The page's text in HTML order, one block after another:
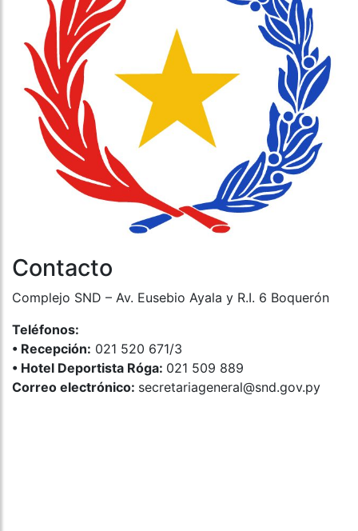
Contacto
Complejo SND – Av. Eusebio Ayala y R.I. 6 Boquerón
Teléfonos:
•⁠ ⁠Recepción: 021 520 671/3
•⁠ ⁠Hotel Deportista Róga: 021 509 889
Correo electrónico: secretariageneral@snd.gov.py